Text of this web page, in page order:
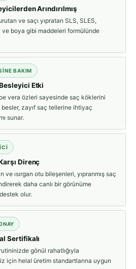
Arındırılmış
ve saçı yıpratan SLS, SLES,
ve boya gibi maddeleri formülünde
BAKIM
Etki
vera özleri sayesinde saç köklerini
zayıf saç tellerine ihtiyaç
sunar.
Direnç
ve ısırgan otu bileşenleri, yıpranmış saç
daha canlı bir görünüme
olur.
Sertifikalı
gönül rahatlığıyla
için helal üretim standartlarına uygun